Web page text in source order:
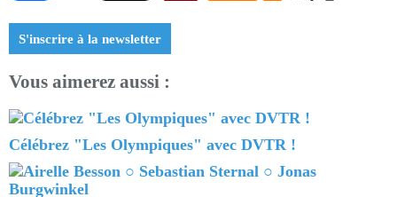
S'inscrire à la newsletter
Vous aimerez aussi :
Célébrez "Les Olympiques" avec DVTR !